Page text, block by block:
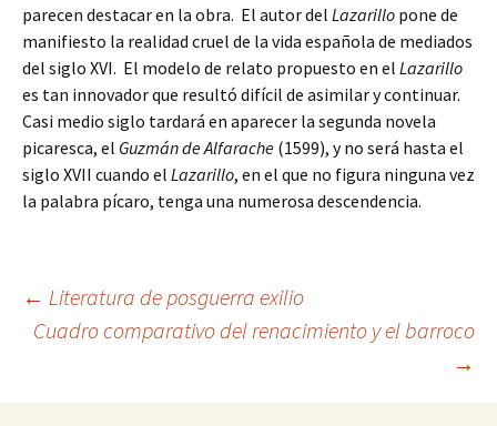
parecen destacar en la obra. El autor del Lazarillo pone de
manifiesto la realidad cruel de la vida española de mediados
del siglo XVI. El modelo de relato propuesto en el Lazarillo
es tan innovador que resultó difícil de asimilar y continuar.
Casi medio siglo tardará en aparecer la segunda novela
picaresca, el Guzmán de Alfarache (1599), y no será hasta el
siglo XVII cuando el Lazarillo, en el que no figura ninguna vez
la palabra pícaro, tenga una numerosa descendencia.
Navegación
← Literatura de posguerra exilio
Cuadro comparativo del renacimiento y el barroco
→